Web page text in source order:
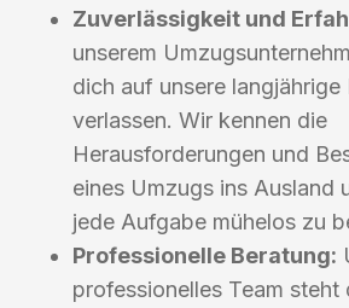
Zuverlässigkeit und
unserem
dich auf unsere langjährige
verlassen. Wir kennen die
Herausforderungen und
eines Umzugs ins Ausland
jede Aufgabe mühelos zu
Professionelle Beratung:
professionelles Team